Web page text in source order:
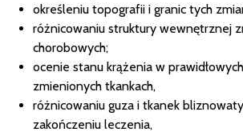
określeniu topografii i granic tych
różnicowaniu struktury wewnętrznej
chorobowych;
ocenie stanu krążenia w
zmienionych tkankach,
różnicowaniu guza i tkanek
zakończeniu leczenia,